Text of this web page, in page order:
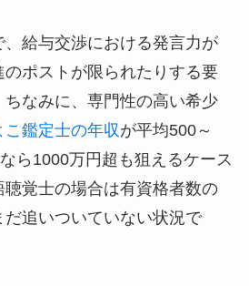
、給与交渉における発言力が
ポストが限られたりする要
ちなみに、専門性の高い希少
こ鑑定士の年収 が平均500～
ら1000万円超も狙えるケース
聴覚士の場合は有資格者数の
追いついていない状況で